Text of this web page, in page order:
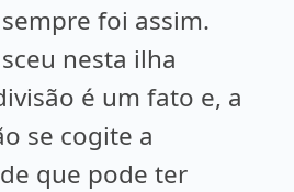
foi assim.
nesta ilha
é um fato e, a
se cogite a
que pode ter